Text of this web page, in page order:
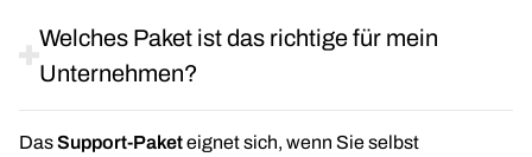
Welches Paket ist das richtige für mein
Unternehmen?
DasSupport-Paketeignet sich, wenn Sie selbst